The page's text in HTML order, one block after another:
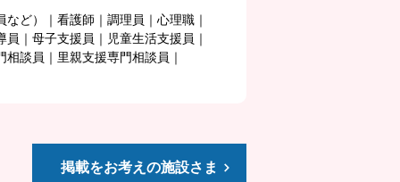
ど）
看護師 調理員
心理職
員 母子支援員
児童生活支援員
相談員
里親支援専門相談員
掲載をお考えの施設さま